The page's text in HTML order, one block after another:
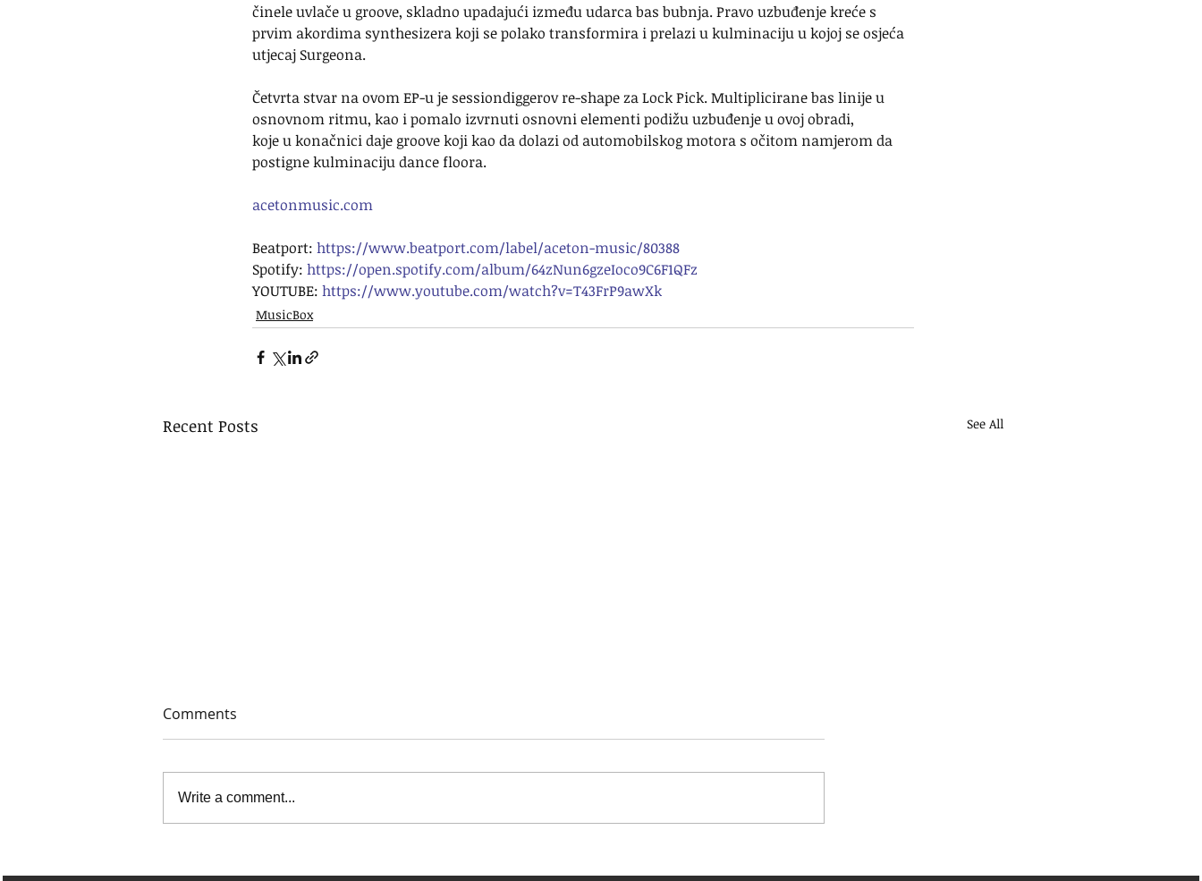
činele uvlače u groove, skladno upadajući između udarca bas bubnja. Pravo uzbuđenje kreće s
prvim akordima synthesizera koji se polako transformira i prelazi u kulminaciju u kojoj se osjeća
utjecaj Surgeona.
Četvrta stvar na ovom EP-u je sessiondiggerov re-shape za Lock Pick. Multiplicirane bas linije u
osnovnom ritmu, kao i pomalo izvrnuti osnovni elementi podižu uzbuđenje u ovoj obradi,
koje u konačnici daje groove koji kao da dolazi od automobilskog motora s očitom namjerom da
postigne kulminaciju dance floora.
acetonmusic.com
Beatport: https://www.beatport.com/label/aceton-music/80388
Spotify: https://open.spotify.com/album/64zNun6gzeIoco9C6F1QFz
YOUTUBE: https://www.youtube.com/watch?v=T43FrP9awXk
MusicBox
Recent Posts See All
EP
jednom doći
Portable Sanctuary
Comments
Write a comment...